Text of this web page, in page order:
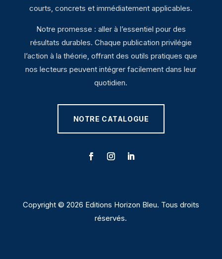
courts, concrets et immédiatement applicables.
Notre promesse : aller à l’essentiel pour des
résultats durables. Chaque publication privilégie
l’action à la théorie, offrant des outils pratiques que
nos lecteurs peuvent intégrer facilement dans leur
quotidien.
NOTRE CATALOGUE
Copyright © 2026 Editions Horizon Bleu. Tous droits
réservés.